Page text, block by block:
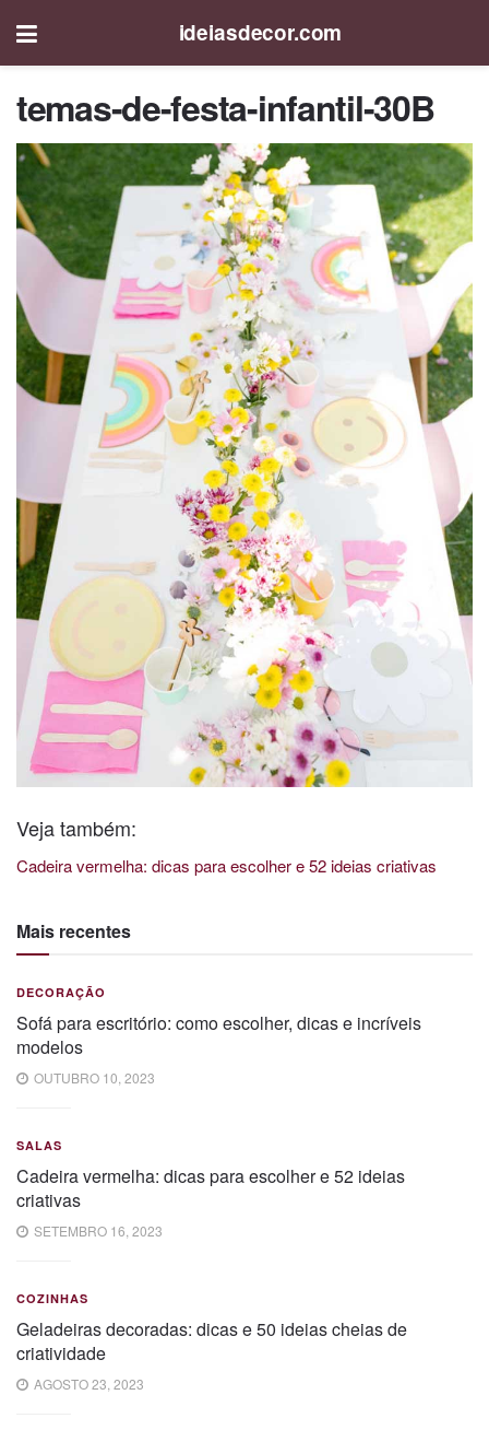
ideiasdecor.com
temas-de-festa-infantil-30B
Veja também:
Cadeira vermelha: dicas para escolher e 52 ideias criativas
Mais recentes
DECORAÇÃO
Sofá para escritório: como escolher, dicas e incríveis
modelos
OUTUBRO 10, 2023
SALAS
Cadeira vermelha: dicas para escolher e 52 ideias
criativas
SETEMBRO 16, 2023
COZINHAS
Geladeiras decoradas: dicas e 50 ideias cheias de
criatividade
AGOSTO 23, 2023